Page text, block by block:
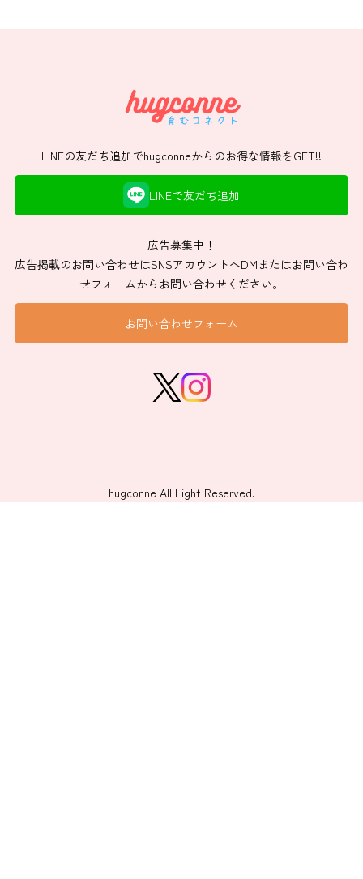
LINEの友だち追加でhugconneからのお得な情報をGET!!
LINEで友だち追加
広告募集中！
広告掲載のお問い合わせはSNSアカウントへDMまたはお問い合わ
せフォームからお問い合わせください。
お問い合わせフォーム
hugconne All Light Reserved.